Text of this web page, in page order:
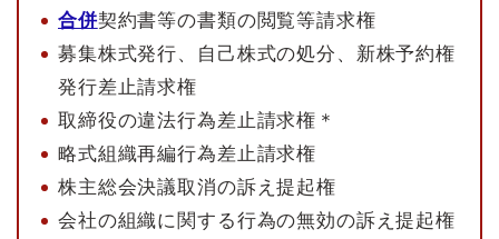
合併契約書等の書類の閲覧等請求権
募集株式発行、自己株式の処分、新株予約権
発行差止請求権
取締役の違法行為差止請求権＊
略式組織再編行為差止請求権
株主総会決議取消の訴え提起権
会社の組織に関する行為の無効の訴え提起権